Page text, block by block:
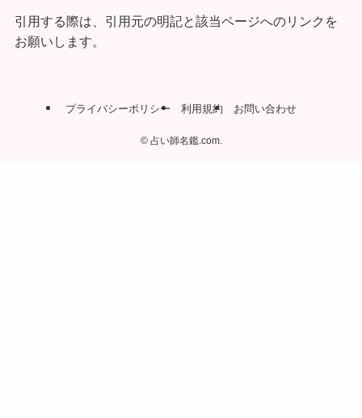
引用する際は、引用元の明記と該当ページへのリンクを
お願いします。
プライバシーポリシー 利用規約 お問い合わせ
©占い師名鑑.com.